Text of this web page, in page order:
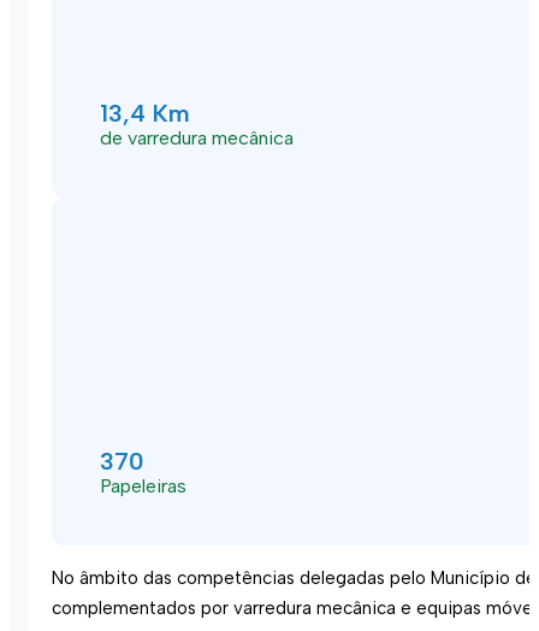
13,4 Km
de varredura mecânica
370
Papeleiras
No âmbito das competências delegadas pelo Município
complementados por varredura mecânica e equipas